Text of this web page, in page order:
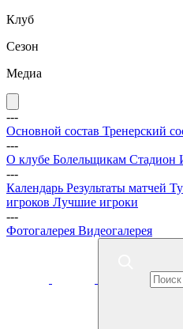
Клуб
Сезон
Медиа
---
Основной состав Тренерский
---
О клубе Болельщикам Стадион
---
Календарь Результаты матчей
игроков Лучшие игроки
---
Фотогалерея Видеогалерея